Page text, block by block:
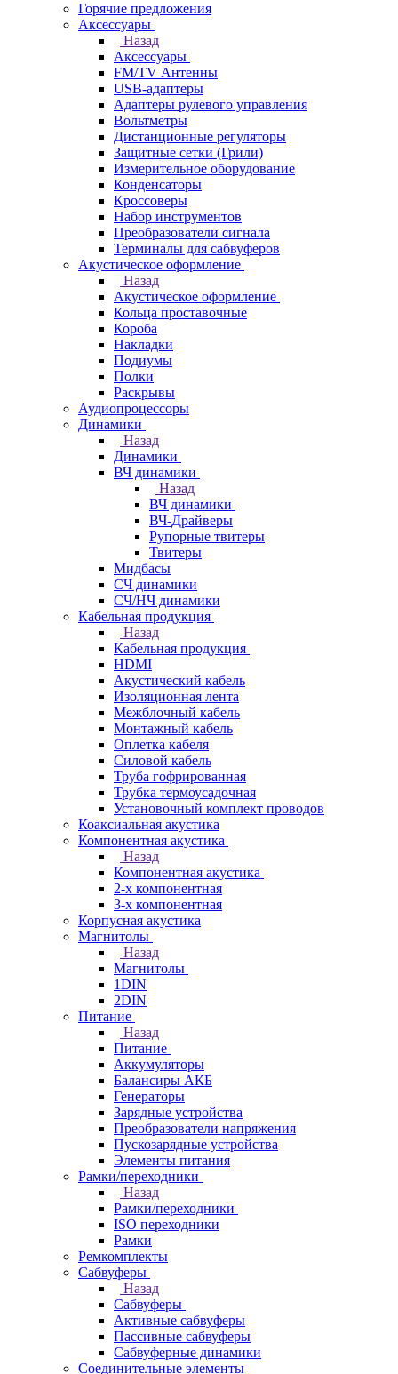
Горячие предложения
Аксессуары
Назад
Аксессуары
FM/TV Антенны
USB-адаптеры
Адаптеры рулевого управления
Вольтметры
Дистанционные регуляторы
Защитные сетки (Грили)
Измерительное оборудование
Конденсаторы
Кроссоверы
Набор инструментов
Преобразователи сигнала
Терминалы для сабвуферов
Акустическое оформление
Назад
Акустическое оформление
Кольца проставочные
Короба
Накладки
Подиумы
Полки
Раскрывы
Аудиопроцессоры
Динамики
Назад
Динамики
ВЧ динамики
Назад
ВЧ динамики
ВЧ-Драйверы
Рупорные твитеры
Твитеры
Мидбасы
СЧ динамики
СЧ/НЧ динамики
Кабельная продукция
Назад
Кабельная продукция
HDMI
Акустический кабель
Изоляционная лента
Межблочный кабель
Монтажный кабель
Оплетка кабеля
Силовой кабель
Труба гофрированная
Трубка термоусадочная
Установочный комплект проводов
Коаксиальная акустика
Компонентная акустика
Назад
Компонентная акустика
2-х компонентная
3-х компонентная
Корпусная акустика
Магнитолы
Назад
Магнитолы
1DIN
2DIN
Питание
Назад
Питание
Аккумуляторы
Балансиры АКБ
Генераторы
Зарядные устройства
Преобразователи напряжения
Пускозарядные устройства
Элементы питания
Рамки/переходники
Назад
Рамки/переходники
ISO переходники
Рамки
Ремкомплекты
Сабвуферы
Назад
Сабвуферы
Активные сабвуферы
Пассивные сабвуферы
Сабвуферные динамики
Соединительные элементы